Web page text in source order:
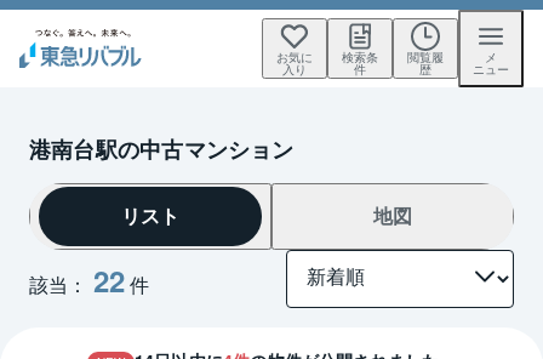
お気に
入り
検索条
件
閲覧履
歴
メ
ニュー
港南台駅の中古マンション
該当： 22件
リスト 地図